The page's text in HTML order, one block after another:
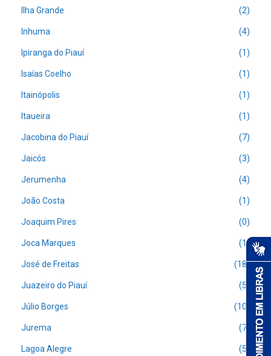
Ilha Grande (2)
Inhuma (4)
Ipiranga do Piauí (1)
Isaías Coelho (1)
Itainópolis (1)
Itaueira (1)
Jacobina do Piauí (7)
Jaicós (3)
Jerumenha (4)
João Costa (1)
Joaquim Pires (0)
Joca Marques (1)
José de Freitas (18)
Juazeiro do Piauí (5)
Júlio Borges (10)
Jurema (7)
Lagoa Alegre (5)